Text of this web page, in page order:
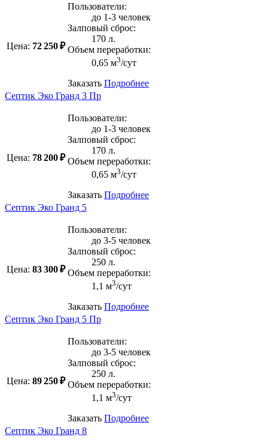
Цена: 72 250 ₽
Пользователи:
до 1-3 человек
Залповый сброс:
170 л.
Объем переработки:
0,65 м3/сут
Заказать Подробнее
Септик Эко Гранд 3 Пр
Цена: 78 200 ₽
Пользователи:
до 1-3 человек
Залповый сброс:
170 л.
Объем переработки:
0,65 м3/сут
Заказать Подробнее
Септик Эко Гранд 5
Цена: 83 300 ₽
Пользователи:
до 3-5 человек
Залповый сброс:
250 л.
Объем переработки:
1,1 м3/сут
Заказать Подробнее
Септик Эко Гранд 5 Пр
Цена: 89 250 ₽
Пользователи:
до 3-5 человек
Залповый сброс:
250 л.
Объем переработки:
1,1 м3/сут
Заказать Подробнее
Септик Эко Гранд 8